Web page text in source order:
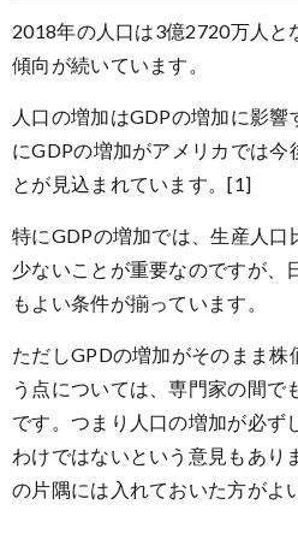
2018年の人口は3億2720万人と
傾向が続いています。
人口の増加はGDPの増加に影
にGDPの増加がアメリカでは今
とが見込まれています。[1]
特にGDPの増加では、生産人
少ないことが重要なのですが、
もよい条件が揃っています。
ただしGPDの増加がそのまま
う点については、専門家の間で
です。つまり人口の増加が必ず
わけではないという意見もあり
の片隅には入れておいた方がよ